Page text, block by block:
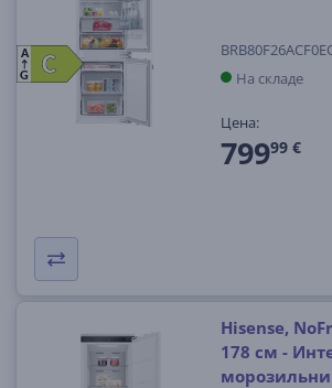
C
C
A
G
На складе
Цена:
79999 €
Hisense,
178 см -